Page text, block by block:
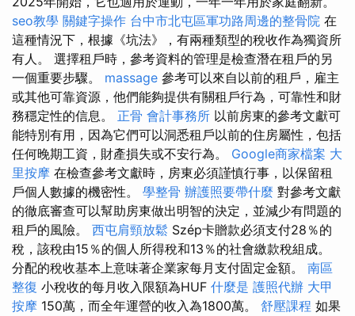
seo教學 關鍵字操作 台中市北屯區軍功路周邊的整骨院 在
這種情況下，根據《坑法》，有兩種類型的稅收作為獨資所
有人。 選擇租戶時，參考資料的管理是檢查潛在租戶的另
一個重要步驟。 massage 參考可以來自以前的租戶，雇主
或其他可靠資源，他們能夠提供有關租戶行為，可靠性和財
務穩定性的信息。 正骨 會計事務所 以前房東的參考文獻可
能特別有用，因為它們可以洞悉租戶以前的住房屬性，包括
任何晚期工資，財產損失或不安行為。 Google商家檔案 大
里按摩 在檢查參考文獻時，房東必須謹慎行事，以保留租
戶個人數據的機密性。 學整骨 辦護照要帶什麼 對參考文獻
的徹底審查可以幫助房東做出明智的決定，並減少有問題的
租戶的風險。 西屯肩頸放鬆 Szép卡贈款必須支付28％的
稅，該稅由15％的個人所得稅和13％的社會繳款稅組成。
分配的稅收基本上意味著企業家每月支付固定金額。 南區
整復 小稅收的每月收入限額為HUF 什麼是 護照代辦 大甲
按摩 150萬，而全年運營的收入為1800萬。 舒壓課程 如果